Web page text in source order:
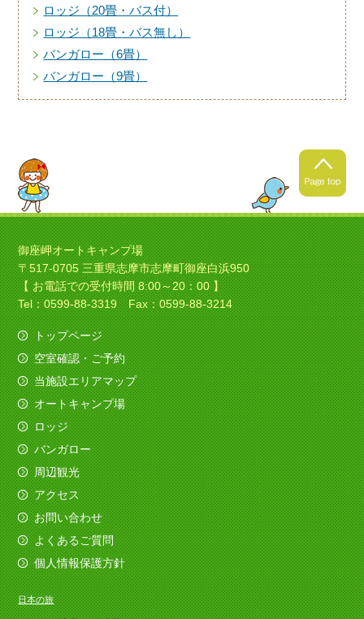
ロッジ（20畳・バス付）
ロッジ（18畳・バス無し）
バンガロー（6畳）
バンガロー（9畳）
御座岬オートキャンプ場
〒517-0705 三重県志摩市志摩町御座白浜950
【 お電話での受付時間 8:00～20：00 】
Tel：0599-88-3319 Fax：0599-88-3214
日本の旅
トップページ
空室確認・ご予約
当施設エリアマップ
オートキャンプ場
ロッジ
バンガロー
周辺観光
アクセス
お問い合わせ
よくあるご質問
個人情報保護方針